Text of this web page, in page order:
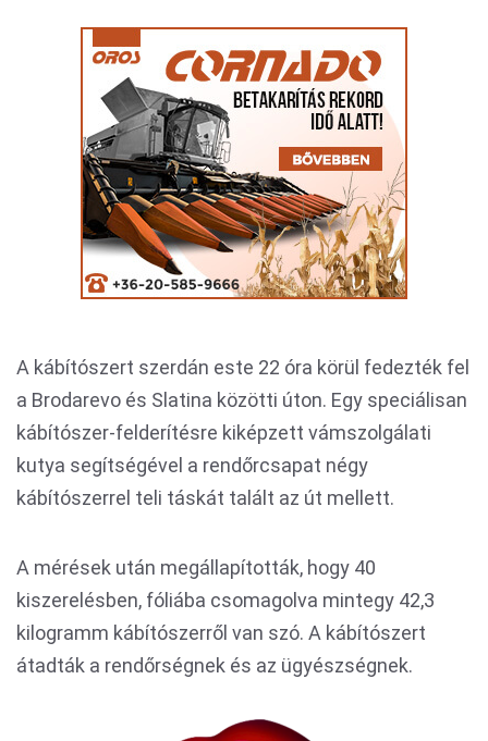
A kábítószert szerdán este 22 óra körül fedezték fel
a Brodarevo és Slatina közötti úton. Egy speciálisan
kábítószer-felderítésre kiképzett vámszolgálati
kutya segítségével a rendőrcsapat négy
kábítószerrel teli táskát talált az út mellett.
A mérések után megállapították, hogy 40
kiszerelésben, fóliába csomagolva mintegy 42,3
kilogramm kábítószerről van szó. A kábítószert
átadták a rendőrségnek és az ügyészségnek.